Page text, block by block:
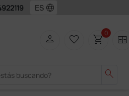
language
search
person favorite_border shopping_cart0 two_pager